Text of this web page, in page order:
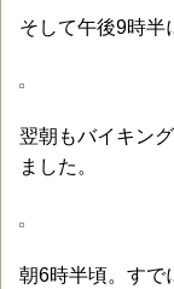
そして午後9時半
翌朝もバイキン
ました。
朝6時半頃。すで